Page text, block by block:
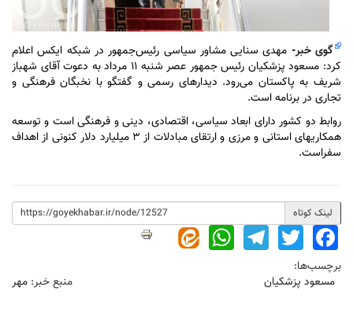
گوی خبر- مهدی سنایی مشاور سیاسی رئیس‌جمهور در شبکه ایکس اعلام
کرد: مسعود پزشکیان رئیس جمهور عصر شنبه ۱۱ مرداد به دعوت آقای ‎شهباز
شریف به پاکستان می‌رود. دیدارهای رسمی و گفتگو با نخبگان فرهنگی و
تجاری در برنامه است.
روابط دو کشور دارای ابعاد سیاسی، اقتصادی، دینی و فرهنگی است و توسعه
همکاریهای استانی و مرزی و ارتقای مبادلات از ۳ میلیارد دلار کنونی از اهداف
سفراست.
لینک کوتاه
Facebook
Twitter
Telegram
WhatsApp
برچسب‌ها:
مسعود پزشکیان
منبع خبر: مهر